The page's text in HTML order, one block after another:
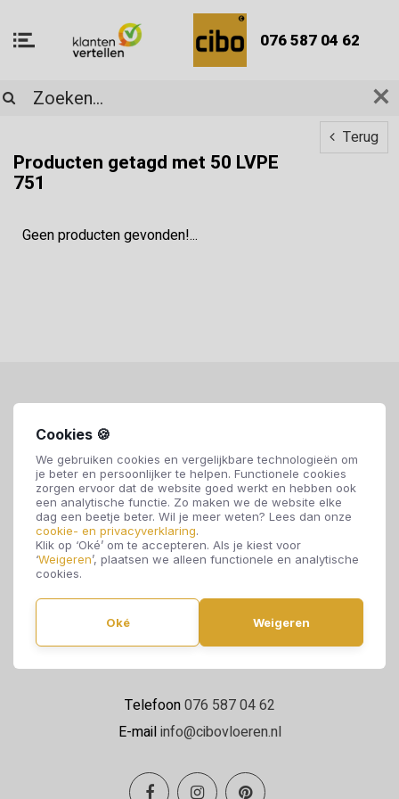
Cookies 🍪
We gebruiken cookies en vergelijkbare technologieën om
je beter en persoonlijker te helpen. Functionele cookies
zorgen ervoor dat de website goed werkt en hebben ook
een analytische functie. Zo maken we de website elke
dag een beetje beter. Wil je meer weten? Lees dan onze
cookie- en privacyverklaring.
Klik op ‘Oké’ om te accepteren. Als je kiest voor
‘Weigeren’, plaatsen we alleen functionele en analytische
cookies.
Oké Weigeren
076 587 04 62
Terug
Producten getagd met 50 LVPE
751
Geen producten gevonden!...
Cibo Vloeren
4814 NE Breda
Maandag t/m zaterdag 09:00 - 17:00
Telefoon076 587 04 62
E-mailinfo@cibovloeren.nl